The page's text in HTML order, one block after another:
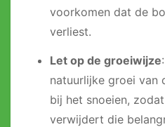
voorkomen dat de
verliest.
Let op de groeiwijze
natuurlijke groei van
bij het snoeien,
verwijdert die